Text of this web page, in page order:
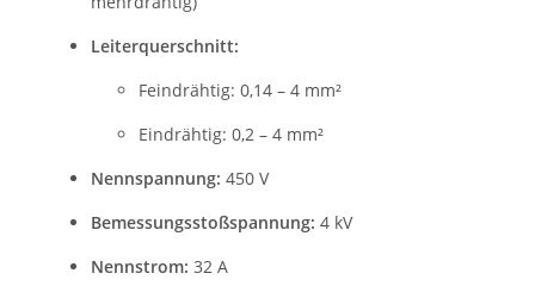
Leiterquerschnitt:
Feindrähtig: 0,14 – 4 mm²
Eindrähtig: 0,2 – 4 mm²
Nennspannung: 450 V
Bemessungsstoßspannung: 4 kV
Nennstrom: 32 A